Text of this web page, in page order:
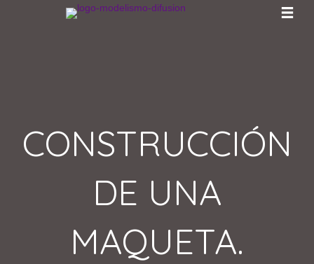
CONSTRUCCIÓN
DE UNA
MAQUETA.